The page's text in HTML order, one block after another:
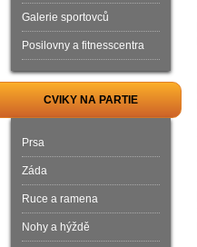
Galerie sportovců
Posilovny a fitnesscentra
CVIKY NA PARTIE
Prsa
Záda
Ruce a ramena
Nohy a hýždě